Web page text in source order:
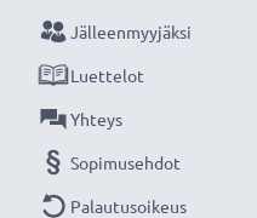
Jälleenmyyjäksi
Luettelot
Yhteys
Sopimusehdot
Palautusoikeus